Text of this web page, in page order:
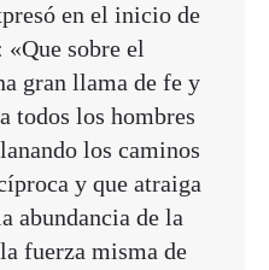
en el inicio de
sobre el
gran llama de fe y
todos los hombres
los caminos
y que atraiga
abundancia de la
fuerza misma de